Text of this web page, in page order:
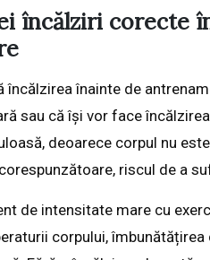
încălziri corecte
încălzirea înainte de
sau că își vor face
deoarece corpul nu
riscul de a
de intensitate mare cu
corpului,